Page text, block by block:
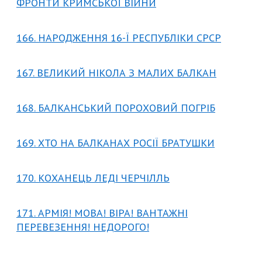
166. НАРОДЖЕННЯ 16-Ї РЕСПУБЛІКИ СРСР
167. ВЕЛИКИЙ НІКОЛА З МАЛИХ БАЛКАН
168. БАЛКАНСЬКИЙ ПОРОХОВИЙ ПОГРІБ
169. ХТО НА БАЛКАНАХ РОСІЇ БРАТУШКИ
170. КОХАНЕЦЬ ЛЕДІ ЧЕРЧІЛЛЬ
171. АРМІЯ! МОВА! ВІРА! ВАНТАЖНІ
ПЕРЕВЕЗЕННЯ! НЕДОРОГО!